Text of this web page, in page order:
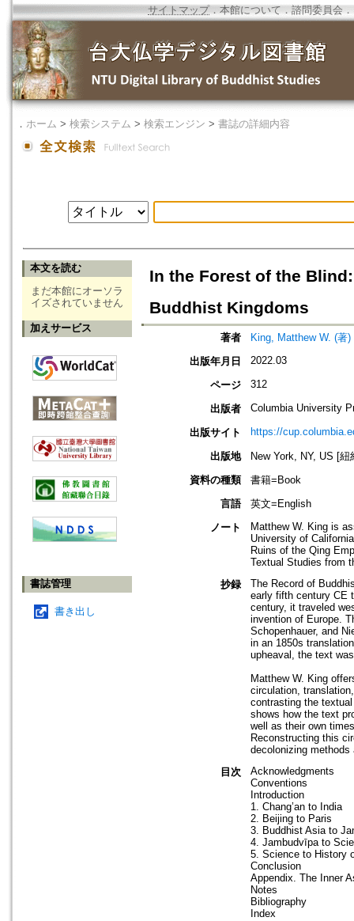
サイトマップ．本館について ． 諮問委員会 ．
． ホーム > 検索システム > 検索エンジン > 書誌の詳細内容
本文を読む
まだ本館にオーソラ
イズされていません
加えサービス
書誌管理
書き出し
In the Forest of the
Buddhist Kingdoms
著者
King, Matthew W. (著)
出版年月日
2022.03
ページ 312
出版者 Columbia University
出版サイト https://
出版地
New York, NY, US [
資料の種類
書籍=Book
言語
英文=English
ノート
Matthew W. King is
University of
Ruins of the Qing
Textual Studies from
抄録
The Record of
early fifth century CE
century, it traveled
invention of Europe.
Schopenhauer, and
in an 1850s
upheaval, the text
Matthew W. King
circulation,
contrasting the
shows how the text
well as their own
Reconstructing this
decolonizing
目次
Acknowledgments
Conventions
Introduction
1. Chang’an to India
2. Beijing to Paris
3. Buddhist Asia to
4. Jambudvīpa to
5. Science to History
Conclusion
Appendix. The Inner
Notes
Bibliography
Index